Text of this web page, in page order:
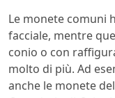
Le monete comuni
facciale, mentre
conio o con
molto di più. Ad
anche le monete